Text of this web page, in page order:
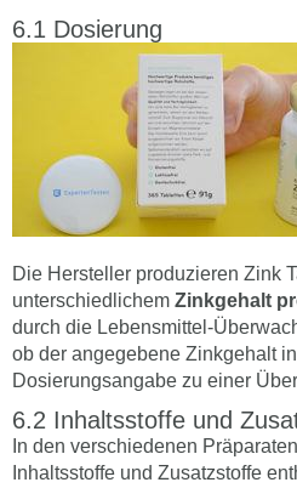
Dosierung
Die Hersteller produzieren Zink
unterschiedlichem Zinkgehalt
durch die Lebensmittel-
ob der angegebene Zinkgehalt
Dosierungsangabe zu einer
Inhaltsstoffe und
In den verschiedenen
Inhaltsstoffe und Zusatzstoffe